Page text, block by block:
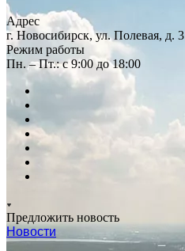
Адрес
г. Новосибирск, ул. Полевая, д. 3
Режим работы
Пн. – Пт.: с 9:00 до 18:00
Предложить новость
Новости